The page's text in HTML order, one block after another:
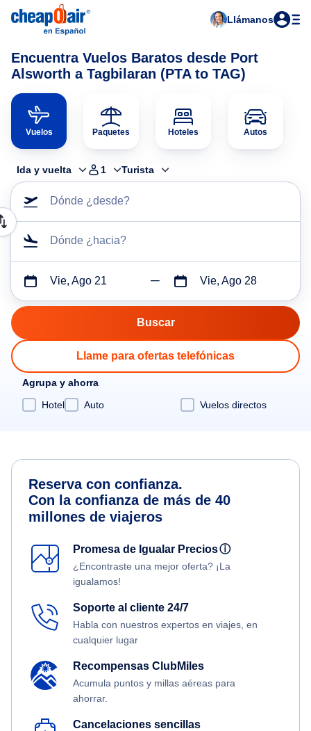
Llámanos
Encuentra Vuelos Baratos desde Port
Alsworth a Tagbilaran (PTA to TAG)
Vuelos Paquetes Hoteles Autos
Ida y vuelta 1 Turista
Dónde ¿desde?
Dónde ¿hacia?
Vie, Ago 21 Vie, Ago 28
Llame para ofertas telefónicas
Agrupa y ahorra
Hotel
Auto Vuelos directos
Reserva con confianza.
Con la confianza de más de 40
millones de viajeros
Promesa de Igualar Preciosⓘ
¿Encontraste una mejor oferta? ¡La
igualamos!
Soporte al cliente 24/7
Habla con nuestros expertos en viajes, en
cualquier lugar
Recompensas ClubMiles
Acumula puntos y millas aéreas para
ahorrar.
Cancelaciones sencillas